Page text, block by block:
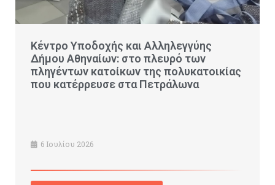
Κέντρο Υποδοχής και Αλληλεγγύης
Δήμου Αθηναίων: στο πλευρό των
πληγέντων κατοίκων της πολυκατοικίας
που κατέρρευσε στα Πετράλωνα
6 Ιουλίου 2026